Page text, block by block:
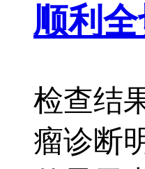
顺利全
检查结
瘤诊断